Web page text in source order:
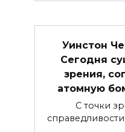
Уинстон
Сегодня
зрения,
атомную
С точки